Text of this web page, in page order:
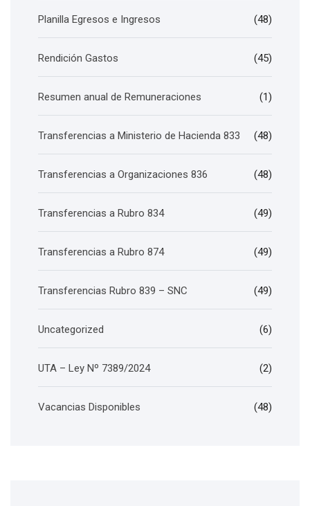
Planilla Egresos e Ingresos (48)
Rendición Gastos (45)
Resumen anual de Remuneraciones (1)
Transferencias a Ministerio de Hacienda 833 (48)
Transferencias a Organizaciones 836 (48)
Transferencias a Rubro 834 (49)
Transferencias a Rubro 874 (49)
Transferencias Rubro 839 – SNC (49)
Uncategorized (6)
UTA – Ley Nº 7389/2024 (2)
Vacancias Disponibles (48)